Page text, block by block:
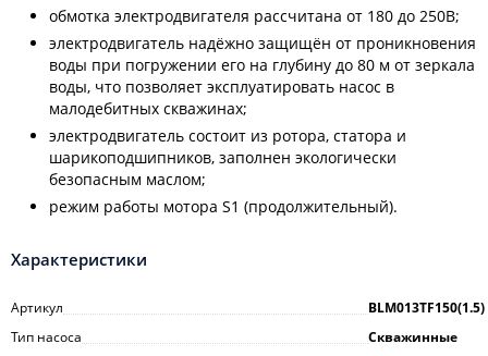
обмотка электродвигателя рассчитана от 180 до 250В;
электродвигатель надёжно защищён от проникновения
воды при погружении его на глубину до 80 м от зеркала
воды, что позволяет эксплуатировать насос в
малодебитных скважинах;
электродвигатель состоит из ротора, статора и
шарикоподшипников, заполнен экологически
безопасным маслом;
режим работы мотора S1 (продолжительный).
Характеристики
Артикул
BLM013TF150(1.5)
Тип насоса
Скважинные